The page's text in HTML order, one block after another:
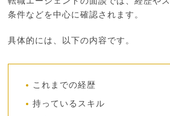
条件などを中心に確認されます。
具体的には、以下の内容です。
これまでの経歴
持っているスキル